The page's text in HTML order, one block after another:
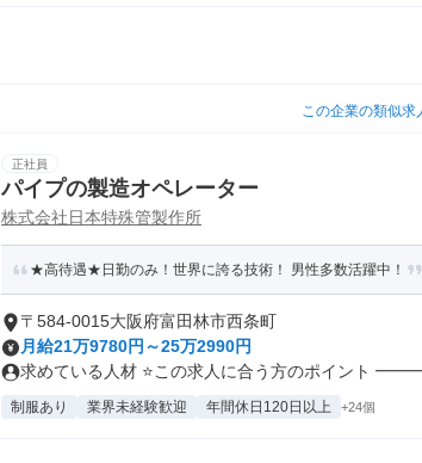
この企業の類似求
正社員
パイプの製造オペレーター
株式会社日本特殊管製作所
★高待遇★日勤のみ！世界に誇る技術！ 男性多数活躍中！
〒584-0015大阪府富田林市西条町
月給21万9780円～25万2990円
求めている人材 ⭐この求人に合う方のポイン
制服あり 業界未経験歓迎 年間休日120日以上 +24個